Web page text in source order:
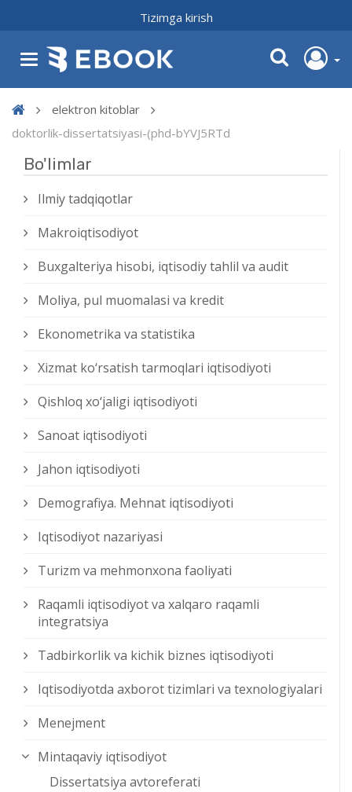
Tizimga kirish
elektron kitoblar
doktorlik-dissertatsiyasi-(phd-bYVJ5RTd
Bo'limlar
Ilmiy tadqiqotlar
Makroiqtisodiyot
Buxgalteriya hisobi, iqtisodiy tahlil va audit
Moliya, pul muomalasi va kredit
Ekonometrika va statistika
Xizmat kо‘rsatish tarmoqlari iqtisodiyoti
Qishloq xо‘jaligi iqtisodiyoti
Sanoat iqtisodiyoti
Jahon iqtisodiyoti
Demografiya. Mehnat iqtisodiyoti
Iqtisodiyot nazariyasi
Turizm va mehmonxona faoliyati
Raqamli iqtisodiyot va xalqaro raqamli
integratsiya
Tadbirkorlik va kichik biznes iqtisodiyoti
Iqtisodiyotda axborot tizimlari va texnologiyalari
Menejment
Mintaqaviy iqtisodiyot
Dissertatsiya avtoreferati